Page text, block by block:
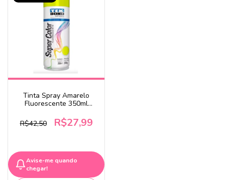
Tinta Spray Amarelo
Fluorescente 350ml
R$42,50
R$27,99
Avise-me quando
chegar!